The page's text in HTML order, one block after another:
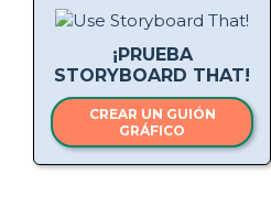
¡PRUEBA
STORYBOARD THAT!
CREAR UN GUIÓN
GRÁFICO